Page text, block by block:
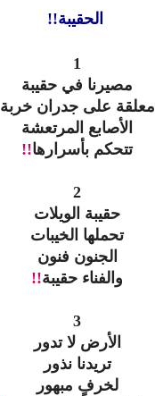
الحقيبة!!
1
مصيرنا في حقيبة
معلقة على جدران خربة
الأصابع المرتعشة
تتحكم بأسرارها!!
2
حقيبة الويلات
تحملها الخيبات
الجنون فنون
والفناء حقيبة!!
3
الأرض لا تدور
تريدنا نذور
لخرفٍ مبهور